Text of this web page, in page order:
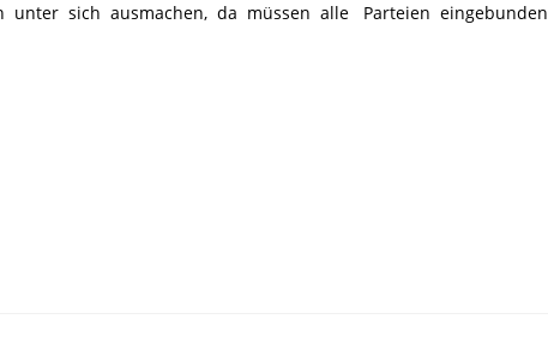
sich ausmachen, da müssen alle Parteien eingebunden